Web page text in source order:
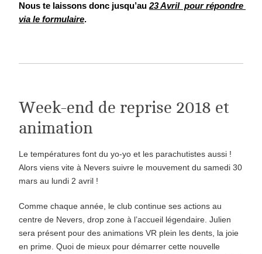
Nous te laissons donc jusqu’au 23 Avril  pour répondre
via le formulaire.
Week-end de reprise 2018 et
animation
Le températures font du yo-yo et les parachutistes aussi !
Alors viens vite à Nevers suivre le mouvement du samedi 30
mars au lundi 2 avril !
Comme chaque année, le club continue ses actions au
centre de Nevers, drop zone à l’accueil légendaire. Julien
sera présent pour des animations VR plein les dents, la joie
en prime. Quoi de mieux pour démarrer cette nouvelle